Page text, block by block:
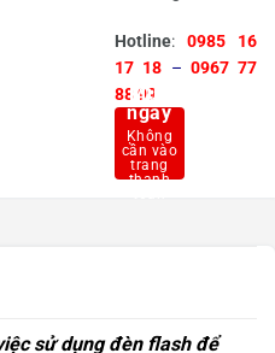
Hotline: 0985 16
17 18 – 0967 77
88 99
Mua
ngay
sử dụng đèn flash để